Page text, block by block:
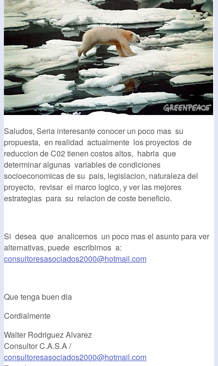
Saludos, Seria interesante conocer un poco mas su
propuesta, en realidad actualmente los proyectos de
reduccion de C02 tienen costos altos, habria que
determinar algunas variables de condiciones
socioeconomicas de su pais, legislacion, naturaleza del
proyecto, revisar el marco logico, y ver las mejores
estrategias para su relacion de coste beneficio.
Si desea que analicemos un poco mas el asunto para ver
alternativas, puede escribirnos a:
consultoresasociados2000@hotmail.com
Que tenga buen dia
Cordialmente
Walter Rodriguez Alvarez
Consultor C.A.S.A /
consultoresasociados2000@hotmail.com